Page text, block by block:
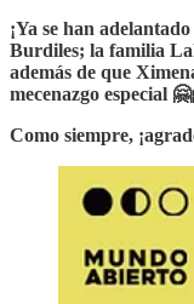
¡Ya se han
Burdiles; la familia
además de que
mecenazgo especial
Como siempre,